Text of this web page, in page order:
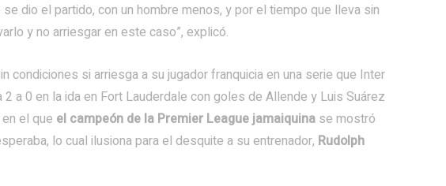
dio el partido, con un hombre menos, y por el tiempo que lleva sin
y no arriesgar en este caso”, explicó.
condiciones si arriesga a su jugador franquicia en una serie que Inter
a 0 en la ida en Fort Lauderdale con goles de Allende y Luis Suárez
el que el campeón de la Premier League jamaiquina se mostró
lo cual ilusiona para el desquite a su entrenador, Rudolph